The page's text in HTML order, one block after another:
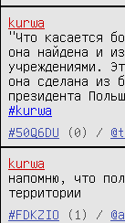
kurwa
"Что касается
она найдена и
учреждениями.
она сделана из
#kurwa
#50Q6DU
(0) /
kurwa
напомню, что
территории
#FDKZIO
(1) /